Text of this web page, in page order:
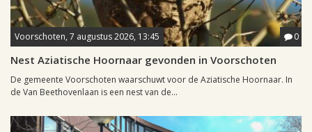
Voorschoten, 7 augustus 2026, 13:45 0
Nest Aziatische Hoornaar gevonden in Voorschoten
De gemeente Voorschoten waarschuwt voor de Aziatische Hoornaar. In
de Van Beethovenlaan is een nest van de...